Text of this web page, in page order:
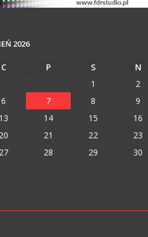
2026
C P S
N
1
2
6 7 8
9
13 14 15
16
20 21 22
23
27 28 29
30